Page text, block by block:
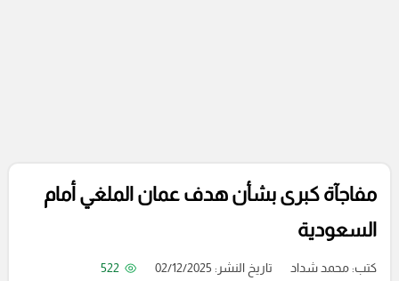
مفاجآة كبرى بشأن هدف عمان الملغي أمام
السعودية
كتب:محمد شداد تاريخ النشر: 02/12/2025
522